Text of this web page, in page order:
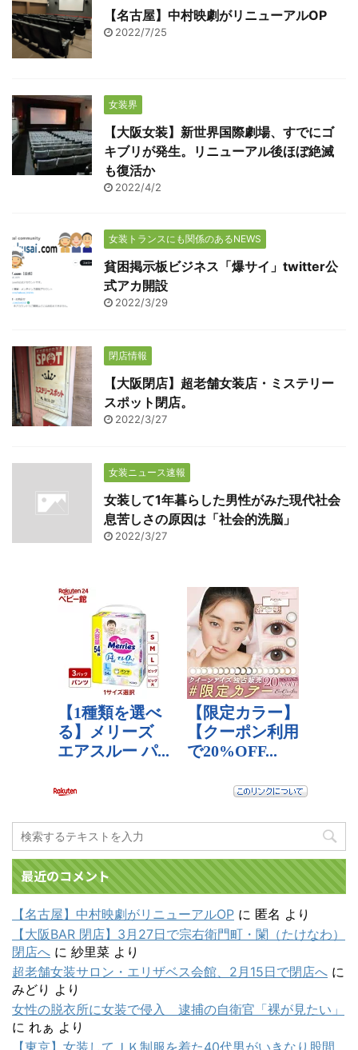
【名古屋】中村映劇がリニューアルOP
2022/7/25
女装界
【大阪女装】新世界国際劇場、すでにゴ
キブリが発生。リニューアル後ほぼ絶滅
も復活か
2022/4/2
女装トランスにも関係のあるNEWS
貧困掲示板ビジネス「爆サイ」twitter公
式アカ開設
2022/3/29
閉店情報
【大阪閉店】超老舗女装店・ミステリー
スポット閉店。
2022/3/27
女装ニュース速報
女装して1年暮らした男性がみた現代社会
息苦しさの原因は「社会的洗脳」
2022/3/27
最近のコメント
【名古屋】中村映劇がリニューアルOP に 匿名 より
【大阪BAR 閉店】3月27日で宗右衛門町・闌（たけなわ）
閉店へ に 紗里菜 より
超老舗女装サロン・エリザベス会館、2月15日で閉店へ に
みどり より
女性の脱衣所に女装で侵入 逮捕の自衛官「裸が見たい」
に れぁ より
【東京】女装してＪＫ制服を着た40代男がいきなり股間